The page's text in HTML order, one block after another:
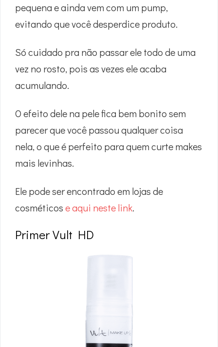
pequena e ainda vem com um pump,
evitando que você desperdice produto.
Só cuidado pra não passar ele todo de uma
vez no rosto, pois as vezes ele acaba
acumulando.
O efeito dele na pele fica bem bonito sem
parecer que você passou qualquer coisa
nela, o que é perfeito para quem curte makes
mais levinhas.
Ele pode ser encontrado em lojas de
cosméticose aqui neste link.
Primer Vult HD